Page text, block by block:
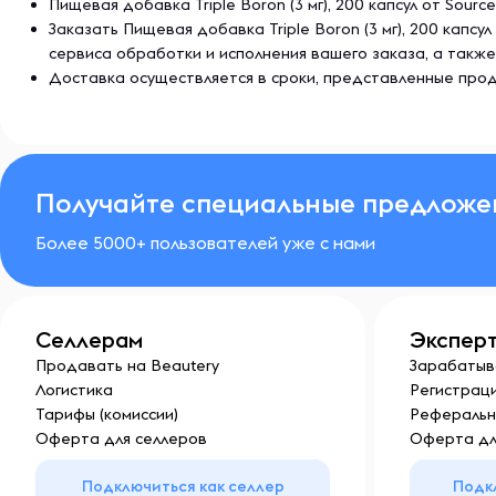
Не использовать, если наклейка для защиты от
повреждена или отсутствует. хранить в
Пищевая добавка Triple Boron (3 мг), 200 капсул от
Заказать Пищевая добавка Triple Boron (3 мг), 200
сервиса обработки и исполнения вашего заказа, а
Доставка осуществляется в сроки, представленные
Получайте специальные
Более 5000+ пользователей уже с нами
Селлерам
Продавать на Beautery
Логистика
Тарифы (комиссии)
Оферта для селлеров
Подключиться как селлер
Оферта